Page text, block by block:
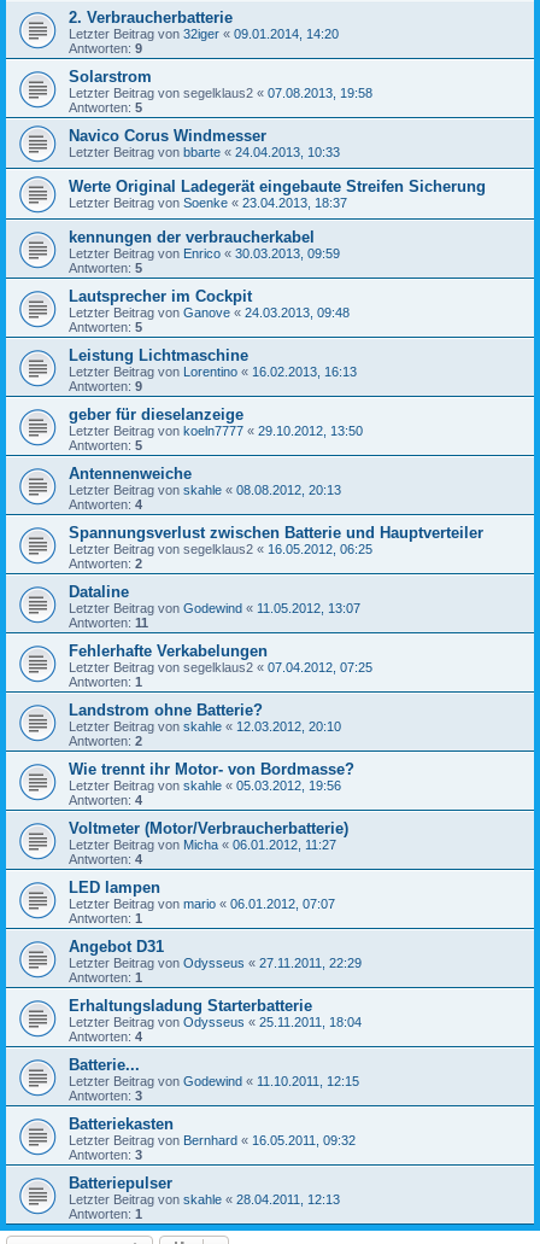
2. Verbraucherbatterie
Letzter Beitrag von 32iger « 09.01.2014, 14:20
Antworten: 9
Solarstrom
Letzter Beitrag von segelklaus2 « 07.08.2013, 19:58
Antworten: 5
Navico Corus Windmesser
Letzter Beitrag von bbarte « 24.04.2013, 10:33
Werte Original Ladegerät eingebaute Streifen Sicherung
Letzter Beitrag von Soenke « 23.04.2013, 18:37
kennungen der verbraucherkabel
Letzter Beitrag von Enrico « 30.03.2013, 09:59
Antworten: 5
Lautsprecher im Cockpit
Letzter Beitrag von Ganove « 24.03.2013, 09:48
Antworten: 5
Leistung Lichtmaschine
Letzter Beitrag von Lorentino « 16.02.2013, 16:13
Antworten: 9
geber für dieselanzeige
Letzter Beitrag von koeln7777 « 29.10.2012, 13:50
Antworten: 5
Antennenweiche
Letzter Beitrag von skahle « 08.08.2012, 20:13
Antworten: 4
Spannungsverlust zwischen Batterie und Hauptverteiler
Letzter Beitrag von segelklaus2 « 16.05.2012, 06:25
Antworten: 2
Dataline
Letzter Beitrag von Godewind « 11.05.2012, 13:07
Antworten: 11
Fehlerhafte Verkabelungen
Letzter Beitrag von segelklaus2 « 07.04.2012, 07:25
Antworten: 1
Landstrom ohne Batterie?
Letzter Beitrag von skahle « 12.03.2012, 20:10
Antworten: 2
Wie trennt ihr Motor- von Bordmasse?
Letzter Beitrag von skahle « 05.03.2012, 19:56
Antworten: 4
Voltmeter (Motor/Verbraucherbatterie)
Letzter Beitrag von Micha « 06.01.2012, 11:27
Antworten: 4
LED lampen
Letzter Beitrag von mario « 06.01.2012, 07:07
Antworten: 1
Angebot D31
Letzter Beitrag von Odysseus « 27.11.2011, 22:29
Antworten: 1
Erhaltungsladung Starterbatterie
Letzter Beitrag von Odysseus « 25.11.2011, 18:04
Antworten: 4
Batterie...
Letzter Beitrag von Godewind « 11.10.2011, 12:15
Antworten: 3
Batteriekasten
Letzter Beitrag von Bernhard « 16.05.2011, 09:32
Antworten: 3
Batteriepulser
Letzter Beitrag von skahle « 28.04.2011, 12:13
Antworten: 1